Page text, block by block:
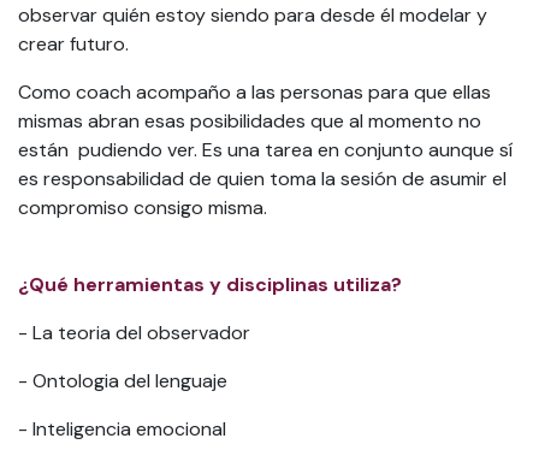
observar quién estoy siendo para desde él modelar y
crear futuro.
Como coach acompaño a las personas para que ellas
mismas abran esas posibilidades que al momento no
están pudiendo ver. Es una tarea en conjunto aunque sí
es responsabilidad de quien toma la sesión de asumir el
compromiso consigo misma.
¿Qué herramientas y disciplinas utiliza?
- La teoria del observador
- Ontologia del lenguaje
- Inteligencia emocional